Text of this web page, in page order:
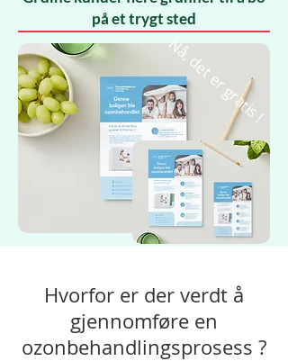
på et trygt sted
Nå, det er gratis !
Hvorfor er der verdt å
gjennomføre en
ozonbehandlingsprosess ?